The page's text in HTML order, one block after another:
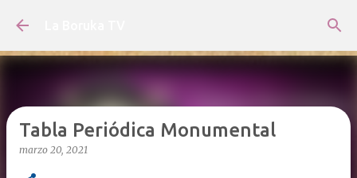
Tabla Periódica Monumental
marzo 20, 2021